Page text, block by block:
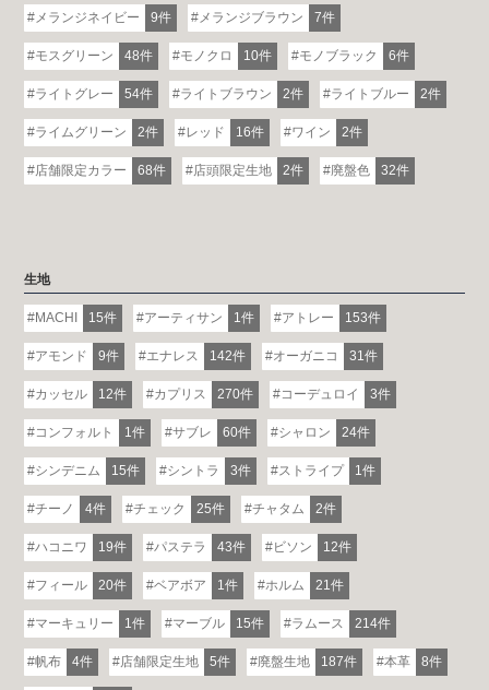
メランジネイビー 9件 メランジブラウン 7件
モスグリーン 48件 モノクロ 10件 モノブラック 6件
ライトグレー 54件 ライトブラウン 2件 ライトブルー 2件
ライムグリーン 2件 レッド 16件 ワイン 2件
店舗限定カラー 68件 店頭限定生地 2件 廃盤色 32件
生地
MACHI 15件 アーティサン 1件 アトレー 153件
アモンド 9件 エナレス 142件 オーガニコ 31件
カッセル 12件 カプリス 270件 コーデュロイ 3件
コンフォルト 1件 サブレ 60件 シャロン 24件
シンデニム 15件 シントラ 3件 ストライプ 1件
チーノ 4件 チェック 25件 チャタム 2件
ハコニワ 19件 パステラ 43件 ビソン 12件
フィール 20件 ベアボア 1件 ホルム 21件
マーキュリー 1件 マーブル 15件 ラムース 214件
帆布 4件 店舗限定生地 5件 廃盤生地 187件 本革 8件